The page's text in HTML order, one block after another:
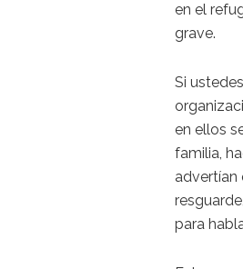
en el
grave.
Si
en ellos
familia,
advertían
para